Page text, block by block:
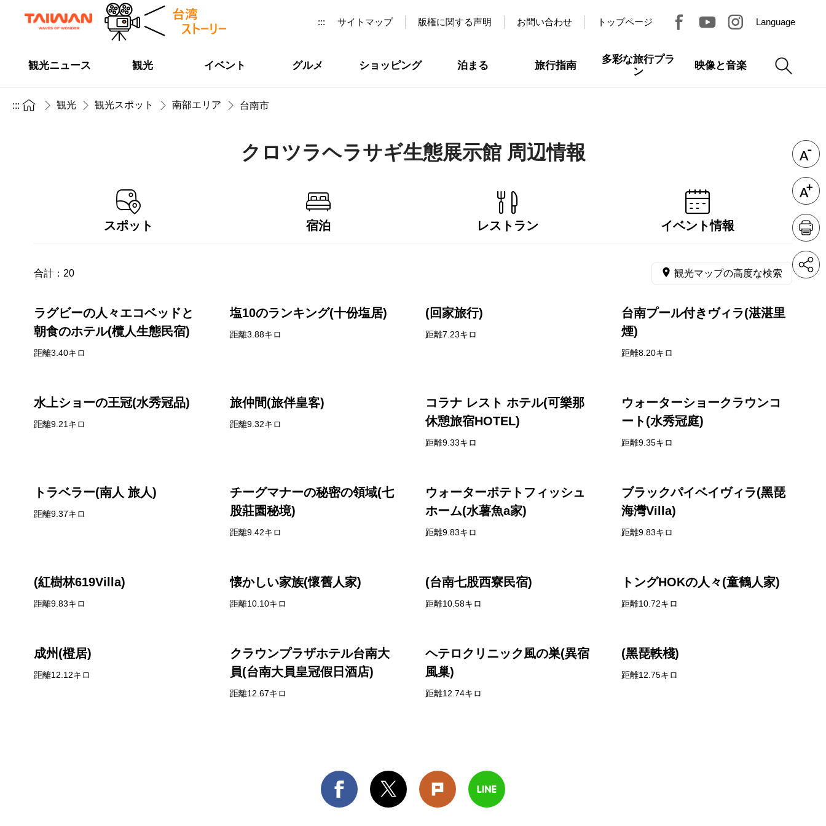
::: サイトマップ 版権に関する声明 お問い合わせ トップページ Language
観光ニュース 観光 イベント グルメ ショッピング 泊まる 旅行指南
多彩な旅行プラ
ン
映像と音楽
::: 観光 観光スポット 南部エリア 台南市
クロツラヘラサギ生態展示館 周辺情報
スポット 宿泊 レストラン イベント情報
合計： 20 観光マップの高度な検索
ラグビーの人々エコベッドと
朝食のホテル(欖人生態民宿)
距離3.40キロ
塩10のランキング(十份塩居)
距離3.88キロ
(回家旅行)
距離7.23キロ
台南プール付きヴィラ(湛湛里
煙)
距離8.20キロ
水上ショーの王冠(水秀冠品)
距離9.21キロ
旅仲間(旅伴皇客)
距離9.32キロ
コラナ レスト ホテル(可樂那
休憩旅宿HOTEL)
距離9.33キロ
ウォーターショークラウンコ
ート(水秀冠庭)
距離9.35キロ
トラベラー(南人 旅人)
距離9.37キロ
チーグマナーの秘密の領域(七
股莊園秘境)
距離9.42キロ
ウォーターポテトフィッシュ
ホーム(水薯魚a家)
距離9.83キロ
ブラックパイベイヴィラ(黑琵
海灣Villa)
距離9.83キロ
(紅樹林619Villa)
距離9.83キロ
懐かしい家族(懷舊人家)
距離10.10キロ
(台南七股西寮民宿)
距離10.58キロ
トングHOKの人々(童鶴人家)
距離10.72キロ
成州(橙居)
距離12.12キロ
クラウンプラザホテル台南大
員(台南大員皇冠假日酒店)
距離12.67キロ
ヘテロクリニック風の巣(異宿
風巢)
距離12.74キロ
(黑琵軼棧)
距離12.75キロ